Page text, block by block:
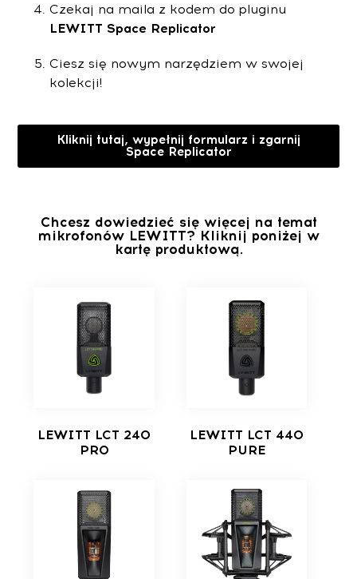
Czekaj na maila z kodem do pluginu
LEWITT Space Replicator
Ciesz się nowym narzędziem w swojej
kolekcji!
Kliknij tutaj, wypełnij formularz i zgarnij
Space Replicator
Chcesz dowiedzieć się więcej na temat
mikrofonów LEWITT? Kliknij poniżej w
kartę produktową.
LEWITT LCT 240
PRO
LEWITT LCT 440
PURE